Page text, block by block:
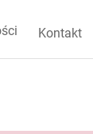
Kontakt